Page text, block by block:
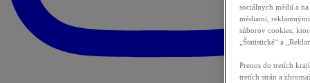
sociálnych médií a
médiami,
súborov cookies,
„Štatistické“ a
Prenos do tretích
tretích strán a